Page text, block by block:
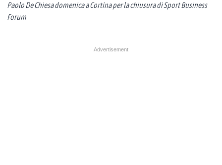
Paolo De Chiesa domenica a Cortina per la chiusura di Sport Business
Forum